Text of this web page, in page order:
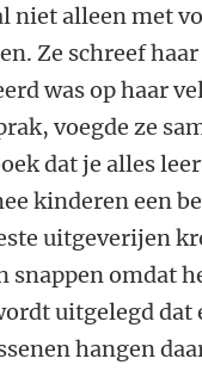
niet alleen met
Ze schreef
was op haar
voegde ze
dat je alles
kinderen een
uitgeverijen
snappen omdat
uitgelegd dat
hangen